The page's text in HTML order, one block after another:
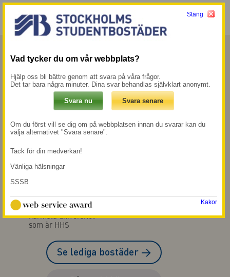
Mina sidor → Meny
Kurland
Fastigheten Kurland ligger minst sagt
Fredriks kyrka och ett kvarter ifrån
350 m till
6 min gång till
närmsta universitet
som är HHS
Se lediga bostäder →
Stäng
Vad tycker du om vår webbplats?
Hjälp oss bli bättre genom att svara på våra frågor.
Det tar bara några minuter. Dina svar behandlas självklart anonymt.
Om du först vill se dig om på webbplatsen innan du svarar kan du
välja alternativet "Svara senare".
Tack för din medverkan!
Vänliga hälsningar
SSSB
Kakor